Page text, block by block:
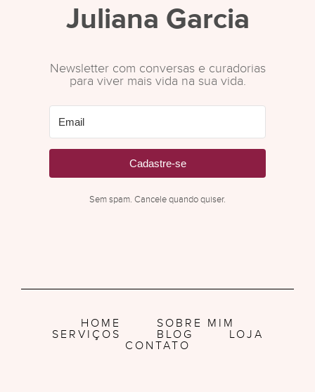
Juliana Garcia
Newsletter com conversas e curadorias
para viver mais vida na sua vida.
Cadastre-se
Sem spam. Cancele quando quiser.
HOME
SOBRE MIM
SERVIÇOS
BLOG
LOJA
CONTATO